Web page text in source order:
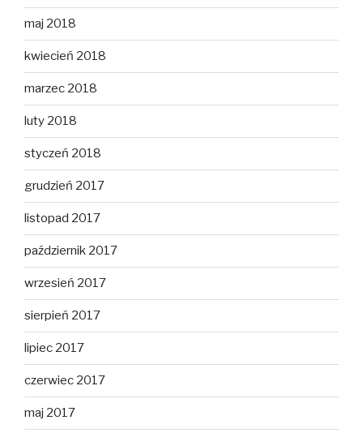
maj 2018
kwiecień 2018
marzec 2018
luty 2018
styczeń 2018
grudzień 2017
listopad 2017
październik 2017
wrzesień 2017
sierpień 2017
lipiec 2017
czerwiec 2017
maj 2017